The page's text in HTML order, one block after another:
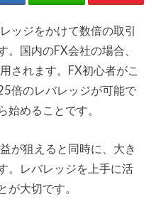
ッジをかけて数倍の取引
国内のFX会社の場合、
されます。FX初心者がこ
倍のレバレッジが可能で
始めることです。
が狙えると同時に、大き
。レバレッジを上手に活
が大切です。